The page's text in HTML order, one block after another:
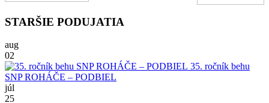
STARŠIE PODUJATIA
aug
02
35. ročník behu
SNP ROHÁČE – PODBIEL
júl
25